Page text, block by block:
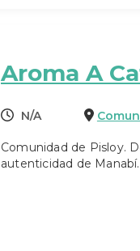
Aroma A
N/A
Comunidad de Pisloy.
autenticidad de Manabí.